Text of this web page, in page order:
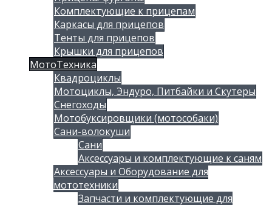
Комплектующие к прицепам
Каркасы для прицепов
Тенты для прицепов
Крышки для прицепов
МотоТехника
Квадроциклы
Мотоциклы, Эндуро, Питбайки и Скутеры
Снегоходы
Мотобуксировщики (мотособаки)
Сани-волокуши
Сани
Аксессуары и комплектующие к саням
Аксессуары и Оборудование для
мототехники
Запчасти и комплектующие для